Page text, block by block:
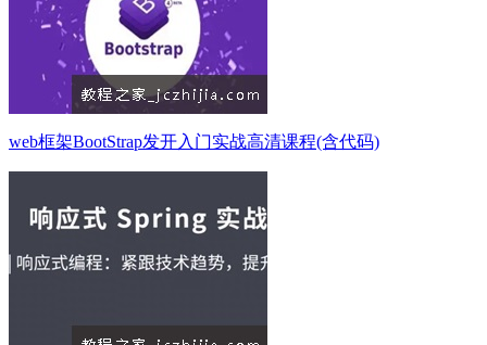
web框架BootStrap发开入门实战高清课程(含代码)